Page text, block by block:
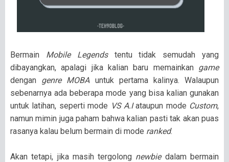
Bermain Mobile Legendstentu tidak semudah yang
dibayangkan, apalagi jika kalian baru memainkan game
dengan genre MOBA untuk pertama kalinya. Walaupun
sebenarnya ada beberapa mode yang bisa kalian gunakan
untuk latihan, seperti mode VS A.Iataupun mode Custom,
namun mimin juga paham bahwa kalian pasti tak akan puas
rasanya kalau belum bermain di mode ranked.
Akan tetapi, jika masih tergolong newbiedalam bermain